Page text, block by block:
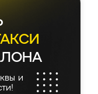
и